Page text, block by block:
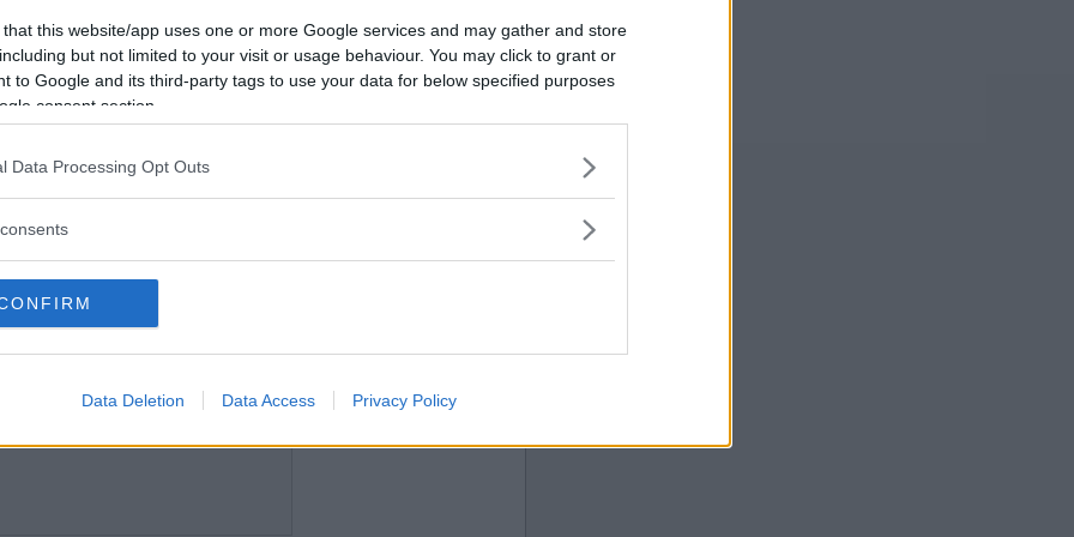
that this website/app uses one or more Google services and may gather and store
but not limited to your visit or usage behaviour. You may click to grant or
to Google and its third-party tags to use your data for below specified purposes
consent section.
Data Processing Opt Outs
Data Deletion Data Access Privacy Policy
2023-10-08 11:41
Vill du bli
medlem?